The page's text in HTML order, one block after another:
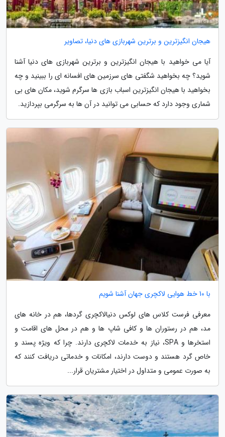
هیجان انگیزترین و برترین شهربازی های دنیا، تصاویر
آیا می خواهید با هیجان انگیزترین و برترین شهربازی های دنیا آشنا
شوید؟ چه بخواهید شگفتی های سرزمین های افسانه ای را ببینید و چه
بخواهید با هیجان انگیزترین اسباب بازی ها سرگرم شوید، مکان های بی
شماری وجود دارد که حسابی می توانید در آن ها به سرگرمی بپردازید.
با 10 خط هوایی لاکچری جهان آشنا شویم
معرفی فرست کلاس های لوکس دنیالاکچری گردها، هم در خانه های
مد، هم در رستوران ها و کافی شاپ ها و هم در محل های اقامت و
استخرها و SPA، نیاز به خدمات لاکچری دارند. چرا که ویژه پسند و
خاص گرد هستند و دوست دارند، امکانات و خدماتی دریافت کنند که
به صورت عمومی و متداول در اختیار مشتریان قرار...